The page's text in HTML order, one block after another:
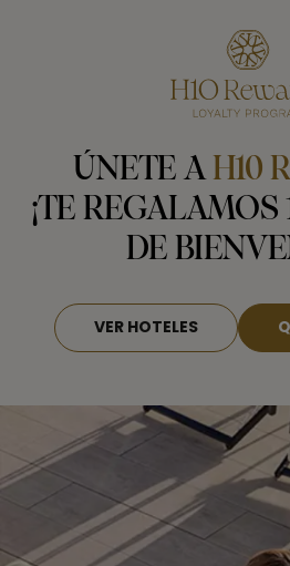
ÚNETE A H10
¡TE REGALAMOS
DE
VER HOTELES